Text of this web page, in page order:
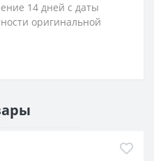
14 дней с даты
оригинальной